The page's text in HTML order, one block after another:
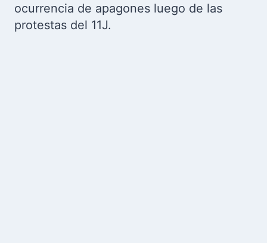
ocurrencia de apagones luego de las
protestas del 11J.